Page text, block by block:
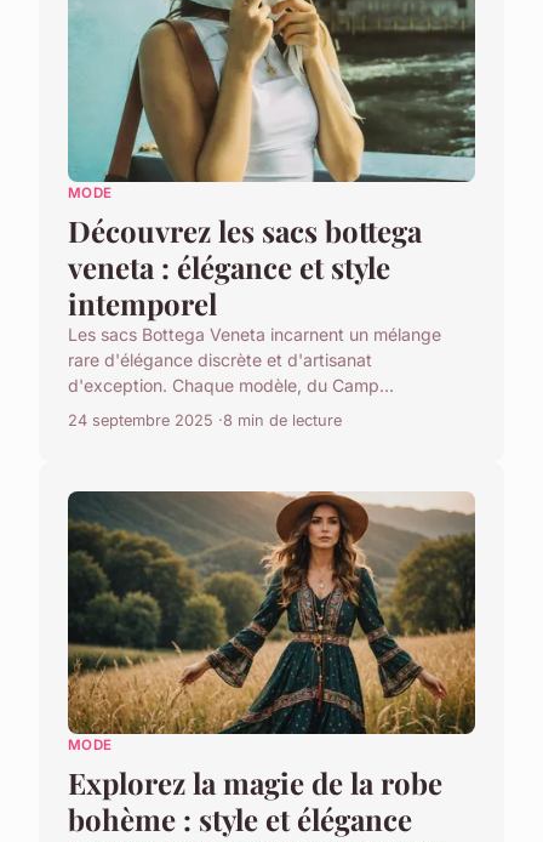
MODE
Découvrez les sacs bottega
veneta : élégance et style
intemporel
Les sacs Bottega Veneta incarnent un mélange
rare d'élégance discrète et d'artisanat
d'exception. Chaque modèle, du Camp...
24 septembre 2025 8 min de lecture
MODE
Explorez la magie de la robe
bohème : style et élégance